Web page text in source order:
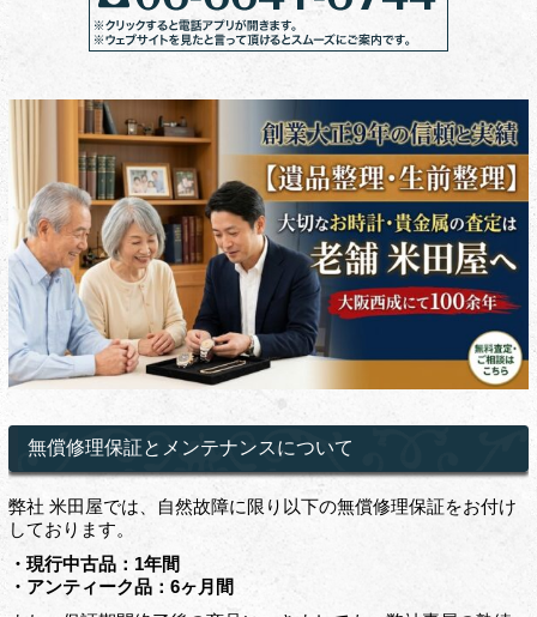
無償修理保証とメンテナンスについて
弊社 米田屋では、自然故障に限り以下の無償修理保証をお付け
しております。
・現行中古品：1年間
・アンティーク品：6ヶ月間